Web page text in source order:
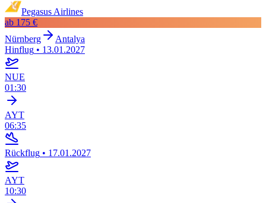
Pegasus Airlines
ab 175 €
Nürnberg
Antalya
Hinflug • 13.01.2027
NUE
01:30
AYT
06:35
Rückflug • 17.01.2027
AYT
10:30